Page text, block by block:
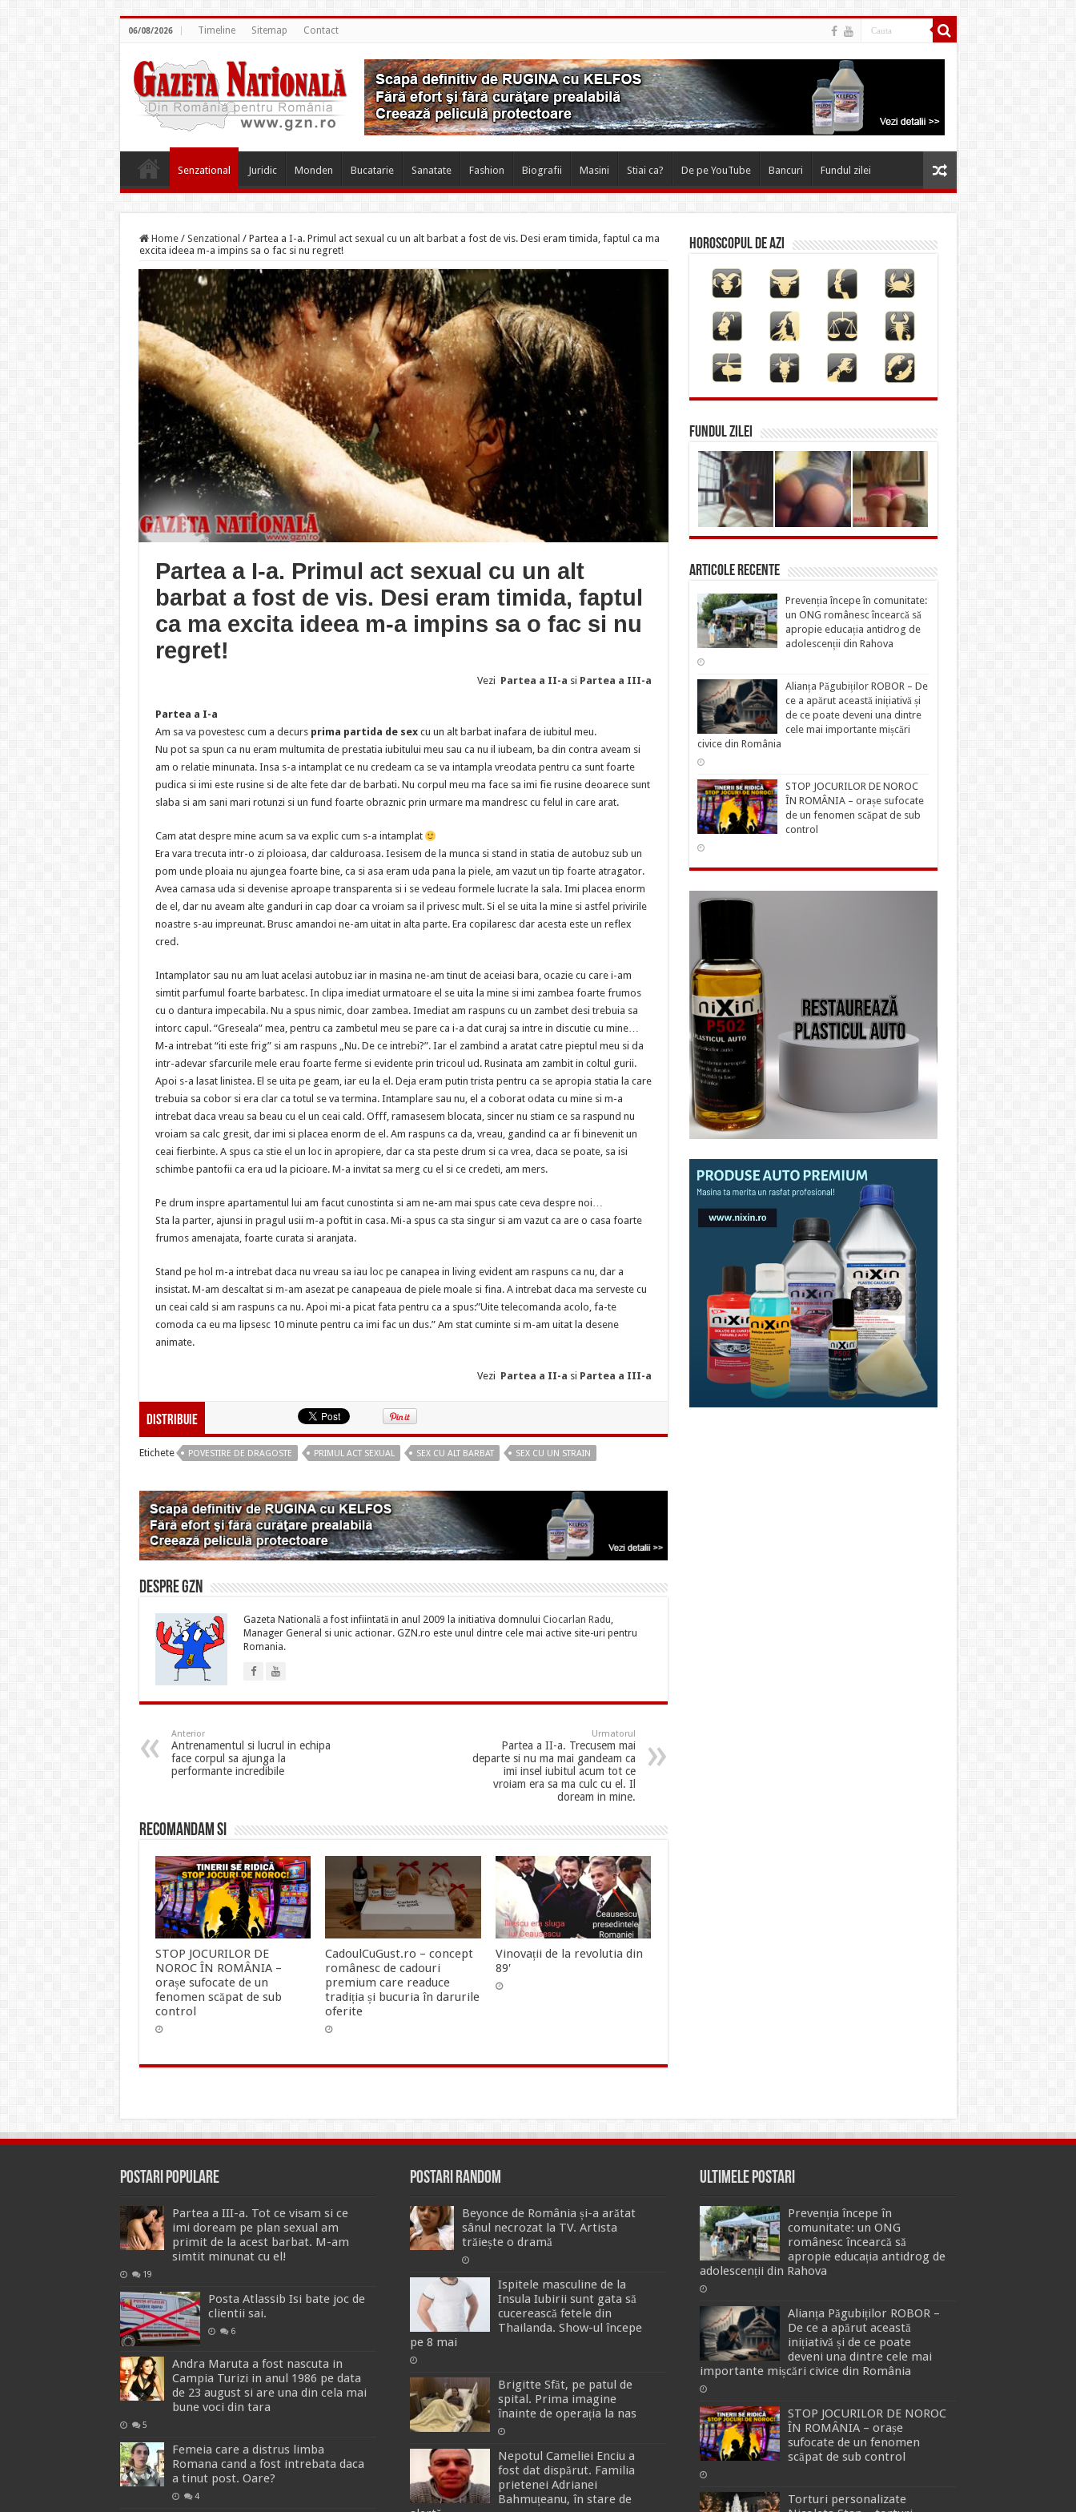
06/08/2026 Timeline Sitemap Contact
Senzational Juridic Monden Bucatarie Sanatate Fashion Biografii Masini Stiai ca? De pe YouTube Bancuri Fundul zilei
Home / Senzational / Partea a I-a. Primul act sexual cu un alt barbat a fost de vis. Desi eram timida, faptul ca ma
excita ideea m-a impins sa o fac si nu regret!
Partea a I-a. Primul act sexual cu un alt
barbat a fost de vis. Desi eram timida, faptul
ca ma excita ideea m-a impins sa o fac si nu
regret!
Vezi Partea a II-a si Partea a III-a
Partea a I-a
Am sa va povestesc cum a decursprima partida de sexcu un alt barbat inafara de iubitul meu.
Nu pot sa spun ca nu eram multumita de prestatia iubitului meu sau ca nu il iubeam, ba din contra aveam si
am o relatie minunata. Insa s-a intamplat ce nu credeam ca se va intampla vreodata pentru ca sunt foarte
pudica si imi este rusine si de alte fete dar de barbati. Nu corpul meu ma face sa imi fie rusine deoarece sunt
slaba si am sani mari rotunzi si un fund foarte obraznic prin urmare ma mandresc cu felul in care arat.
Cam atat despre mine acum sa va explic cum s-a intamplat
Era vara trecuta intr-o zi ploioasa, dar calduroasa. Iesisem de la munca si stand in statia de autobuz sub un
pom unde ploaia nu ajungea foarte bine, ca si asa eram uda pana la piele, am vazut un tip foarte atragator.
Avea camasa uda si devenise aproape transparenta si i se vedeau formele lucrate la sala. Imi placea enorm
de el, dar nu aveam alte ganduri in cap doar ca vroiam sa il privesc mult. Si el se uita la mine si astfel privirile
noastre s-au impreunat. Brusc amandoi ne-am uitat in alta parte. Era copilaresc dar acesta este un reflex
cred.
Intamplator sau nu am luat acelasi autobuz iar in masina ne-am tinut de aceiasi bara, ocazie cu care i-am
simtit parfumul foarte barbatesc. In clipa imediat urmatoare el se uita la mine si imi zambea foarte frumos
cu o dantura impecabila. Nu a spus nimic, doar zambea. Imediat am raspuns cu un zambet desi trebuia sa
intorc capul. “Greseala” mea, pentru ca zambetul meu se pare ca i-a dat curaj sa intre in discutie cu mine…
M-a intrebat “iti este frig” si am raspuns „Nu. De ce intrebi?”. Iar el zambind a aratat catre pieptul meu si da
intr-adevar sfarcurile mele erau foarte ferme si evidente prin tricoul ud. Rusinata am zambit in coltul gurii.
Apoi s-a lasat linistea. El se uita pe geam, iar eu la el. Deja eram putin trista pentru ca se apropia statia la care
trebuia sa cobor si era clar ca totul se va termina. Intamplare sau nu, el a coborat odata cu mine si m-a
intrebat daca vreau sa beau cu el un ceai cald. Offf, ramasesem blocata, sincer nu stiam ce sa raspund nu
vroiam sa calc gresit, dar imi si placea enorm de el. Am raspuns ca da, vreau, gandind ca ar fi binevenit un
ceai fierbinte. A spus ca stie el un loc in apropiere, dar ca sta peste drum si ca vrea, daca se poate, sa isi
schimbe pantofii ca era ud la picioare. M-a invitat sa merg cu el si ce credeti, am mers.
Pe drum inspre apartamentul lui am facut cunostinta si am ne-am mai spus cate ceva despre noi…
Sta la parter, ajunsi in pragul usii m-a poftit in casa. Mi-a spus ca sta singur si am vazut ca are o casa foarte
frumos amenajata, foarte curata si aranjata.
Stand pe hol m-a intrebat daca nu vreau sa iau loc pe canapea in living evident am raspuns ca nu, dar a
insistat. M-am descaltat si m-am asezat pe canapeaua de piele moale si fina. A intrebat daca ma serveste cu
un ceai cald si am raspuns ca nu. Apoi mi-a picat fata pentru ca a spus:”Uite telecomanda acolo, fa-te
comoda ca eu ma lipsesc 10 minute pentru ca imi fac un dus.” Am stat cuminte si m-am uitat la desene
animate.
Vezi Partea a II-a si Partea a III-a
Distribuie
Etichete POVESTIRE DE DRAGOSTE PRIMUL ACT SEXUAL SEX CU ALT BARBAT SEX CU UN STRAIN
Despre gzn
Gazeta Natională a fost infiintată in anul 2009 la initiativa domnului Ciocarlan Radu,
Manager General si unic actionar. GZN.ro este unul dintre cele mai active site-uri pentru
Romania.
Anterior
Antrenamentul si lucrul in echipa
face corpul sa ajunga la
performante incredibile
Urmatorul
Partea a II-a. Trecusem mai
departe si nu ma mai gandeam ca
imi insel iubitul acum tot ce
vroiam era sa ma culc cu el. Il
doream in mine.
Recomandam si
STOP JOCURILOR DE
NOROC ÎN ROMÂNIA –
orașe sufocate de un
fenomen scăpat de sub
control
CadoulCuGust.ro – concept
românesc de cadouri
premium care readuce
tradiția și bucuria în darurile
oferite
Vinovații de la revolutia din
89′
Horoscopul de azi
FUNDUL ZILEI
Articole recente
Prevenția începe în comunitate:
un ONG românesc încearcă să
apropie educația antidrog de
adolescenții din Rahova
Alianța Păgubiților ROBOR – De
ce a apărut această inițiativă și
de ce poate deveni una dintre
cele mai importante mișcări
civice din România
STOP JOCURILOR DE NOROC
ÎN ROMÂNIA – orașe sufocate
de un fenomen scăpat de sub
control
Postari Populare
Partea a III-a. Tot ce visam si ce
imi doream pe plan sexual am
primit de la acest barbat. M-am
simtit minunat cu el!
19
Posta Atlassib Isi bate joc de
clientii sai.
6
Andra Maruta a fost nascuta in
Campia Turizi in anul 1986 pe data
de 23 august si are una din cela mai
bune voci din tara
5
Femeia care a distrus limba
Romana cand a fost intrebata daca
a tinut post. Oare?
4
Postari Random
Beyonce de România și-a arătat
sânul necrozat la TV. Artista
trăiește o dramă
Ispitele masculine de la
Insula Iubirii sunt gata să
cucerească fetele din
Thailanda. Show-ul începe
pe 8 mai
Brigitte Sfăt, pe patul de
spital. Prima imagine
înainte de operația la nas
Nepotul Cameliei Enciu a
fost dat dispărut. Familia
prietenei Adrianei
Bahmuțeanu, în stare de
Ultimele Postari
Prevenția începe în
comunitate: un ONG
românesc încearcă să
apropie educația antidrog de
adolescenții din Rahova
Alianța Păgubiților ROBOR –
De ce a apărut această
inițiativă și de ce poate
deveni una dintre cele mai
importante mișcări civice din România
STOP JOCURILOR DE NOROC
ÎN ROMÂNIA – orașe
sufocate de un fenomen
scăpat de sub control
Torturi personalizate